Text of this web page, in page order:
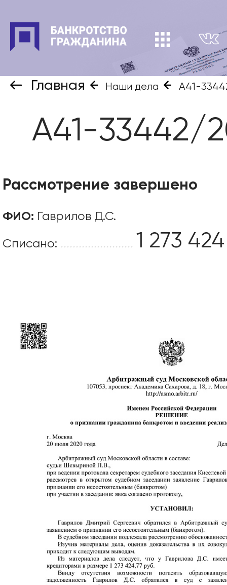
Главная Наши дела А41-
А41-33442/
Рассмотрение завершено
ФИО: Гаврилов Д.С.
Списано: ........................ 1 273